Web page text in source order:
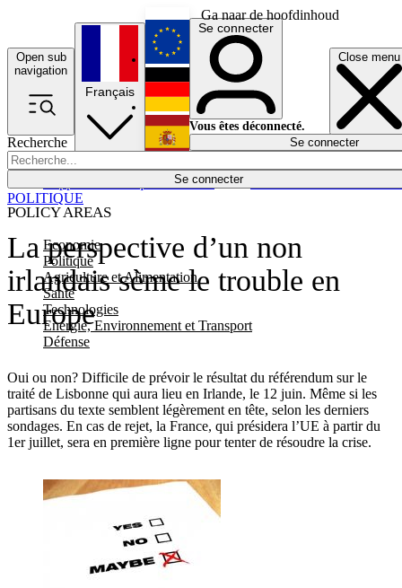
Ga naar de hoofdinhoud
Open sub
navigation
Close menu
Recherche
Se connecter
POLICY AREAS
Economie
Politique
Agriculture et Alimentation
Santé
Technologies
Energie, Environnement et Transport
Défense
Économie
Français
English
Deutsch
Español
Se connecter
Vous êtes déconnecté.
Se connecter
La perspective d’un non
irlandais sème le trouble en
Europe
Oui ou non? Difficile de prévoir le résultat du référendum sur le
traité de Lisbonne qui aura lieu en Irlande, le 12 juin. Même si les
partisans du texte semblent légèrement en tête, selon les derniers
sondages. En cas de rejet, la France, qui présidera l’UE à partir du
1er juillet, sera en première ligne pour tenter de résoudre la crise.
POLITIQUE